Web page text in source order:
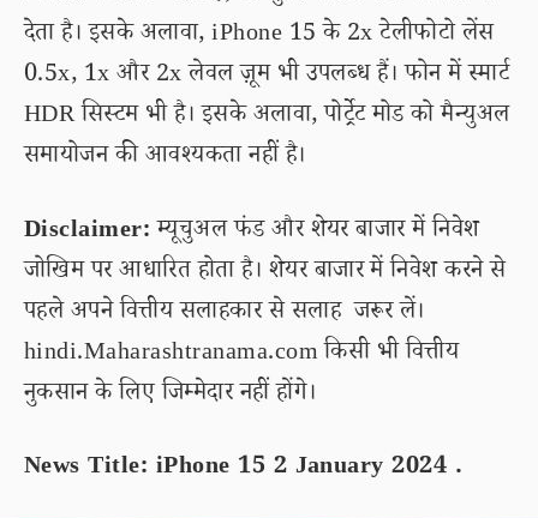
देता है। इसके अलावा, iPhone 15 के 2x टेलीफोटो लेंस
0.5x, 1x और 2x लेवल ज़ूम भी उपलब्ध हैं। फोन में स्मार्ट
HDR सिस्टम भी है। इसके अलावा, पोर्ट्रेट मोड को मैन्युअल
समायोजन की आवश्यकता नहीं है।
Disclaimer:म्यूचुअल फंड और शेयर बाजार में निवेश
जोखिम पर आधारित होता है। शेयर बाजार में निवेश करने से
पहले अपने वित्तीय सलाहकार से सलाह जरूर लें।
hindi.Maharashtranama.com किसी भी वित्तीय
नुकसान के लिए जिम्मेदार नहीं होंगे।
News Title: iPhone 15 2 January 2024 .